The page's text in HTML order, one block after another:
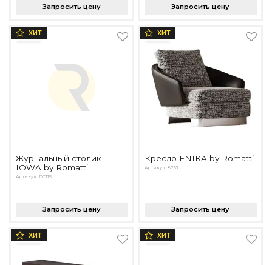
Запросить цену Запросить цену
ХИТ
Журнальный столик
IOWA by Romatti
Артикул: DC115
Запросить цену
ХИТ
Кресло ENIKA by Romatti
Артикул: 8767
Запросить цену
ХИТ ХИТ